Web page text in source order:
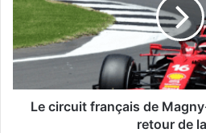
Le circuit français de
retour de